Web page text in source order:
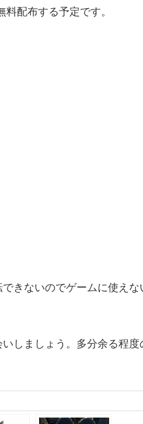
配布する予定です。
きないのでゲームに使えな
しましょう。多分余る程度